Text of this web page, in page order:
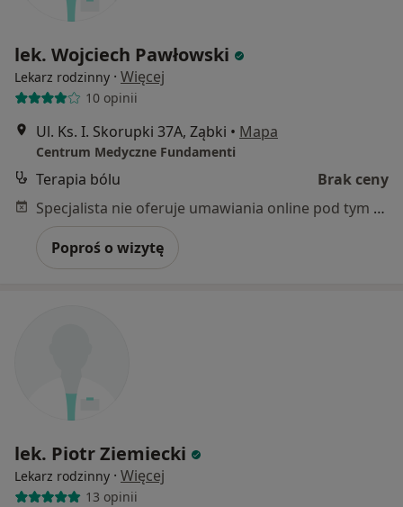
lek. Wojciech Pawłowski
Lekarz rodzinny · Więcej
10 opinii
Ul. Ks. I. Skorupki 37A, Ząbki • Mapa
Centrum Medyczne Fundamenti
Terapia bólu
Brak ceny
Specjalista nie oferuje umawiania online pod tym adresem.
Poproś o wizytę
lek. Piotr Ziemiecki
Lekarz rodzinny · Więcej
13 opinii